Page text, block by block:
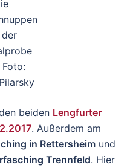
Foto:
beiden Lengfurter
. Außerdem am
in Rettersheim und
Trennfeld. Hier